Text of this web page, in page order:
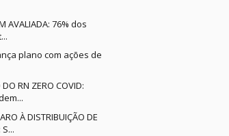
AVALIADA: 76% dos
plano com ações de
RN ZERO COVID:
À DISTRIBUIÇÃO DE